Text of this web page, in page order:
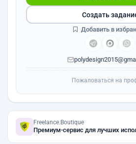
Создать
Добавить в
Пожаловаться на
Freelance.Boutique
Премиум-сервис для лучших